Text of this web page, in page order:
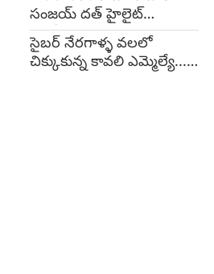
సంజయ్ దత్ హైలైట్
కాబోతున్నాడా..
సైబర్ నేరగాళ్ళ వలలో
చిక్కుకున్న కావలి ఎమ్మెల్యే...